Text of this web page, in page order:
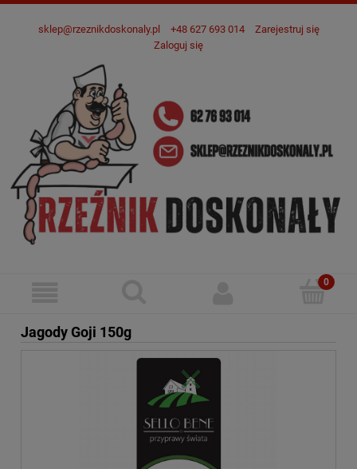
sklep@rzeznikdoskonaly.pl +48 627 693 014
Zarejestruj się
Zaloguj się
Jagody Goji 150g